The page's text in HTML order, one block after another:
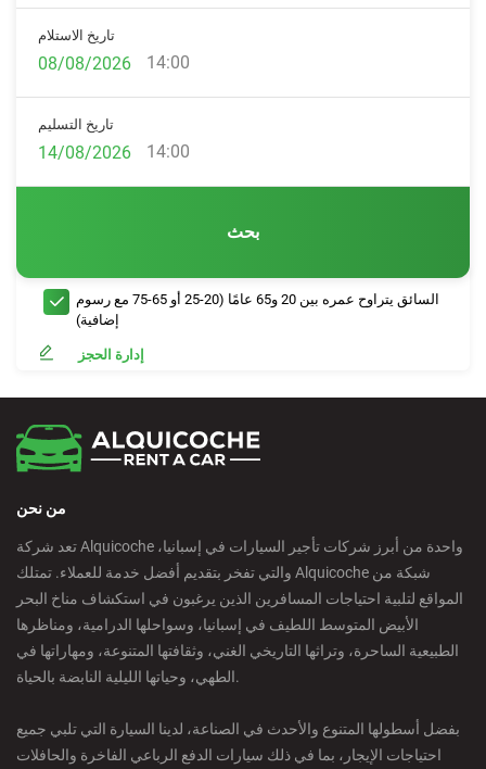
تاريخ الاستلام
14:00
تاريخ التسليم
14:00
بحث
السائق يتراوح عمره بين 20 و65 عامًا (20-25 أو 65-75 مع رسوم
إضافية)
إدارة الحجز
من نحن
تعد شركة Alquicoche واحدة من أبرز شركات تأجير السيارات في إسبانيا،
والتي تفخر بتقديم أفضل خدمة للعملاء. تمتلك Alquicoche شبكة من
المواقع لتلبية احتياجات المسافرين الذين يرغبون في استكشاف مناخ البحر
الأبيض المتوسط اللطيف في إسبانيا، وسواحلها الدرامية، ومناظرها
الطبيعية الساحرة، وتراثها التاريخي الغني، وثقافتها المتنوعة، ومهاراتها في
الطهي، وحياتها الليلية النابضة بالحياة.
بفضل أسطولها المتنوع والأحدث في الصناعة، لدينا السيارة التي تلبي جميع
احتياجات الإيجار، بما في ذلك سيارات الدفع الرباعي الفاخرة والحافلات